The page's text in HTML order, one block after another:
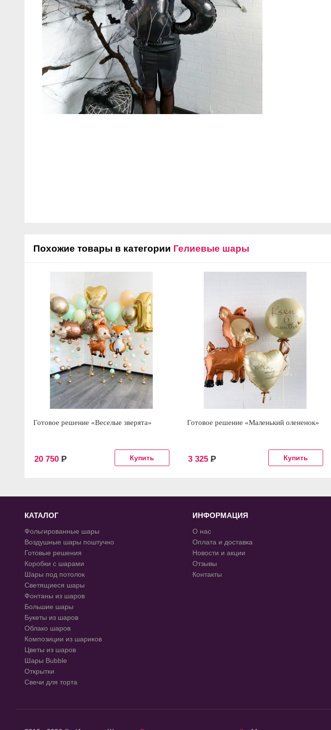
Похожие товары в категории Гелиевые шары
Готовое решение «Веселые зверята»
20 750 Р
Готовое решение «Маленький олененок»
3 325 Р
КАТАЛОГ
Фольгированные шары
Воздушные шары поштучно
Готовые решения
Коробки с шарами
Шары под потолок
Светящиеся шары
Фонтаны из шаров
Большие шары
Букеты из шаров
Облако шаров
Композиции из шариков
Цветы из шаров
Шары Bubble
Открытки
Свечи для торта
ИНФОРМАЦИЯ
О нас
Оплата и доставка
Новости и акции
Отзывы
Контакты